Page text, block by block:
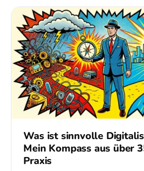
Was ist sinnvolle
Mein Kompass aus über
Praxis